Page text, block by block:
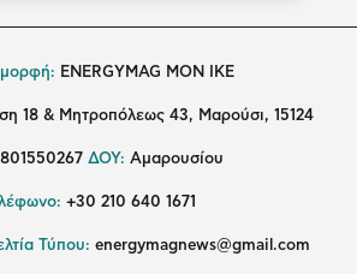
μορφή: ENERGYMAG MON IKE
18 & Μητροπόλεως 43, Μαρούσι, 15124
801550267 ΔΟΥ: Αμαρουσίου
+30 210 640 1671
Τύπου: energymagnews@gmail.com